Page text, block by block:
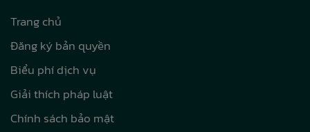
Trang chủ
Đăng ký bản quyền
Biểu phí dịch vụ
Giải thích pháp luật
Chính sách bảo mật